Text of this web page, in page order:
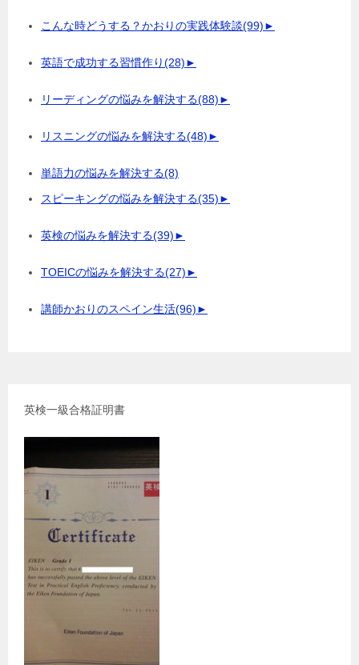
こんな時どうする？かおりの実践体験談(99)►
英語で成功する習慣作り(28)►
リーディングの悩みを解決する(88)►
リスニングの悩みを解決する(48)►
単語力の悩みを解決する(8)
スピーキングの悩みを解決する(35)►
英検の悩みを解決する(39)►
TOEICの悩みを解決する(27)►
講師かおりのスペイン生活(96)►
英検一級合格証明書